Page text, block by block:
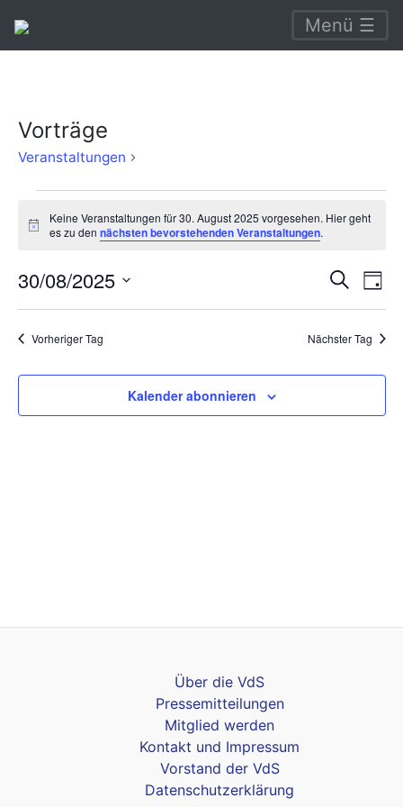
Menü ☰
Vorträge
Veranstaltungen
für
August
Hinweis
Keine Veranstaltungen für 30. August 2025 vorgesehen. Hier geht
es zu dennächsten bevorstehenden Veranstaltungen.
Suche
und
SucheTag
30/08/2025
Datum
Vorheriger Tag Nächster Tag
Kalender abonnieren
Über die VdS
Pressemitteilungen
Mitglied werden
Kontakt und Impressum
Vorstand der VdS
Datenschutzerklärung